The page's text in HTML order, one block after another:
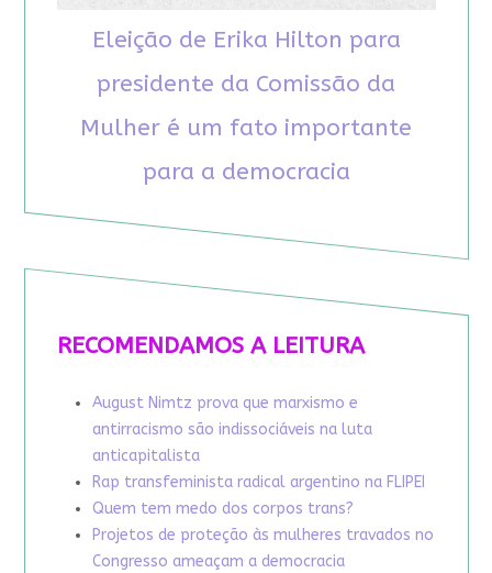
Eleição de Erika Hilton para
presidente da Comissão da
Mulher é um fato importante
para a democracia
RECOMENDAMOS A LEITURA
August Nimtz prova que marxismo e
antirracismo são indissociáveis na luta
anticapitalista
Rap transfeminista radical argentino na FLIPEI
Quem tem medo dos corpos trans?
Projetos de proteção às mulheres travados no
Congresso ameaçam a democracia